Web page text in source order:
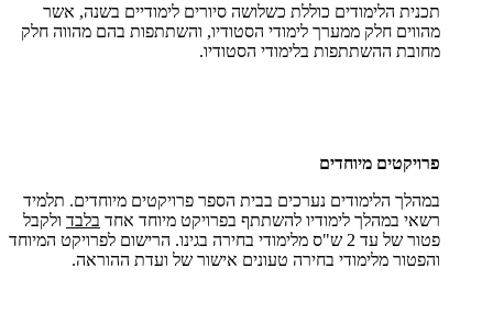
תכנית הלימודים כוללת כשלושה סיורים לימודיים בשנה, אשר
מהווים חלק ממערך לימודי הסטודיו, והשתתפות בהם מהווה חלק
מחובת ההשתתפות בלימודי הסטודיו.
פרויקטים מיוחדים
במהלך הלימודים נערכים בבית הספר פרויקטים מיוחדים. תלמיד
רשאי במהלך לימודיו להשתתף בפרויקט מיוחד אחד בלבד ולקבל
פטור של עד 2 ש"ס מלימודי בחירה בגינו. הרישום לפרויקט המיוחד
והפטור מלימודי בחירה טעונים אישור של ועדת ההוראה.